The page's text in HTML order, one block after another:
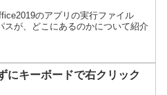
のアプリの実行ファイル
スが、どこにあるのかについて紹介
にキーボードで右クリック